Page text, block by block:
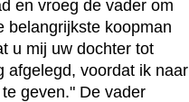
en vroeg de vader om
belangrijkste koopman
u mij uw dochter tot
afgelegd, voordat ik naar
geven." De vader